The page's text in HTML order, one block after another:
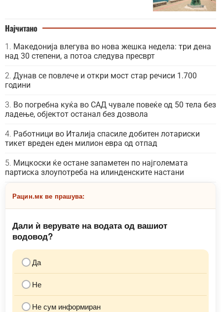
Најчитано
Македонија влегува во нова жешка недела: три дена
над 30 степени, а потоа следува пресврт
Дунав се повлече и откри мост стар речиси 1.700
години
Во погребна куќа во САД чувале повеќе од 50 тела без
ладење, објектот останал без дозвола
Работници во Италија спасиле добитен лотариски
тикет вреден еден милион евра од отпад
Мицкоски ќе остане запаметен по најголемата
партиска злоупотреба на илинденските настани
Рацин.мк ве прашува:
Дали ѝ верувате на водата од вашиот
водовод?
Да
Не
Не сум информиран